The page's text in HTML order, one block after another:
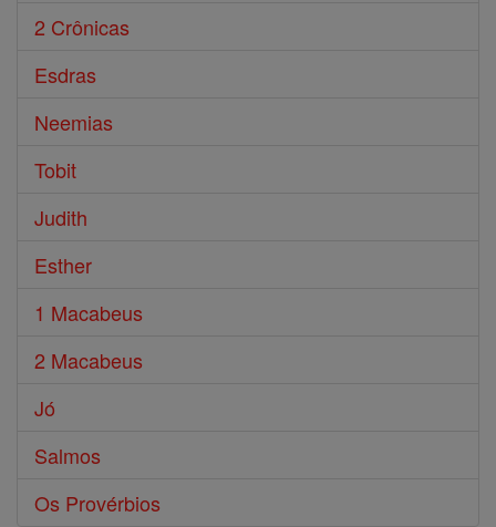
2 Crônicas
Esdras
Neemias
Tobit
Judith
Esther
1 Macabeus
2 Macabeus
Jó
Salmos
Os Provérbios